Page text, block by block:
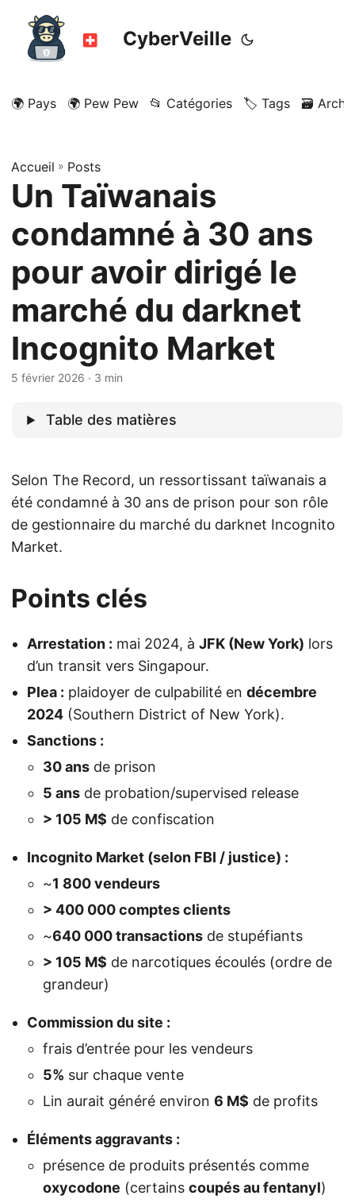
CyberVeille
🌍 Pays 🌍 Pew Pew 📂 Catégories 🏷️ Tags 🗃️
Accueil » Posts
Un Taïwanais
condamné à 30 ans
pour avoir dirigé le
marché du darknet
Incognito Market
5 février 2026 · 3 min
Table des matières
Selon The Record, un ressortissant taïwanais a
été condamné à 30 ans de prison pour son rôle
de gestionnaire du marché du darknet Incognito
Market.
Points clés
Arrestation : mai 2024, à JFK (New York) lors
d’un transit vers Singapour.
Plea : plaidoyer de culpabilité en décembre
2024 (Southern District of New York).
Sanctions :
30 ans de prison
5 ans de probation/supervised release
> 105 M$ de confiscation
Incognito Market (selon FBI / justice) :
~1 800 vendeurs
> 400 000 comptes clients
~640 000 transactions de stupéfiants
> 105 M$ de narcotiques écoulés (ordre de
grandeur)
Commission du site :
frais d’entrée pour les vendeurs
5% sur chaque vente
Lin aurait généré environ 6 M$ de profits
Éléments aggravants :
présence de produits présentés comme
oxycodone (certains coupés au fentanyl)